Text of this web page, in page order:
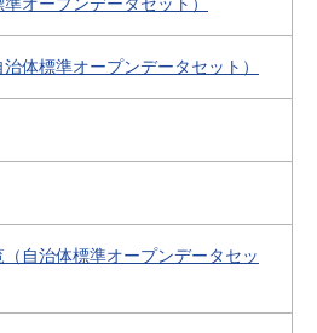
体標準オープンデータセット）
自治体標準オープンデータセッ